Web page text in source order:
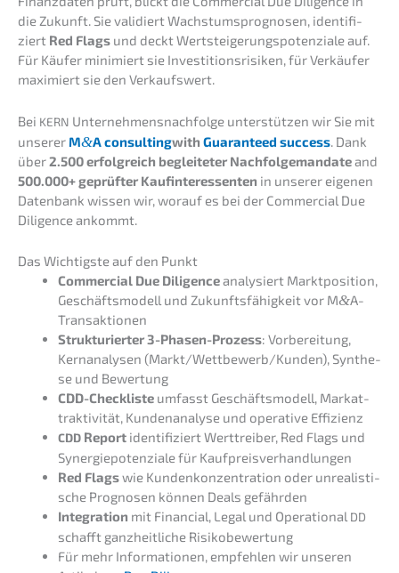
die Zukunft. Sie validiert Wachs­tums­pro­gno­sen, identi­fi­
ziert Red Flags und deckt Wertstei­ge­rungs­po­ten­zia­le auf.
Für Käufer minimiert sie Inves­ti­ti­ons­ri­si­ken, für Verkäu­fer
maximiert sie den Verkaufswert.
Bei KERN Unternehmens­nachfolge unter­stüt­zen wir Sie mit
unsererM&A consul­tingwith Guaran­teed success. Dank
über2.500 erfolg­reich beglei­te­ter Nachfol­ge­man­da­teand
500.000+ geprüf­ter Kaufin­ter­es­sen­ten in unserer eigenen
Daten­bank wissen wir, worauf es bei der Commer­cial Due
Diligence ankommt.
Das Wichtigs­te auf den Punkt
Commer­cial Due Diligenceanaly­siert Markt­po­si­ti­on,
Geschäfts­mo­dell und Zukunfts­fä­hig­keit vor M&A-
Transaktionen
Struk­tu­rier­ter 3-Phasen-Prozess: Vorbe­rei­tung,
Kernana­ly­sen (Markt/Wettbewerb/Kunden), Synthe­
se und Bewertung
CDD-Check­lis­te umfasst Geschäfts­mo­dell, Markat­
trak­ti­vi­tät, Kunden­ana­ly­se und opera­ti­ve Effizienz
CDD Report identi­fi­ziert Werttrei­ber, Red Flags und
Syner­gie­po­ten­zia­le für Kaufpreisverhandlungen
Red Flagswie Kunden­kon­zen­tra­ti­on oder unrea­lis­ti­
sche Progno­sen können Deals gefährden
Integra­ti­on mit Finan­cial, Legal und Opera­tio­nal DD
schafft ganzheit­li­che Risikobewertung
Für mehr Infor­ma­tio­nen, empfeh­len wir unseren